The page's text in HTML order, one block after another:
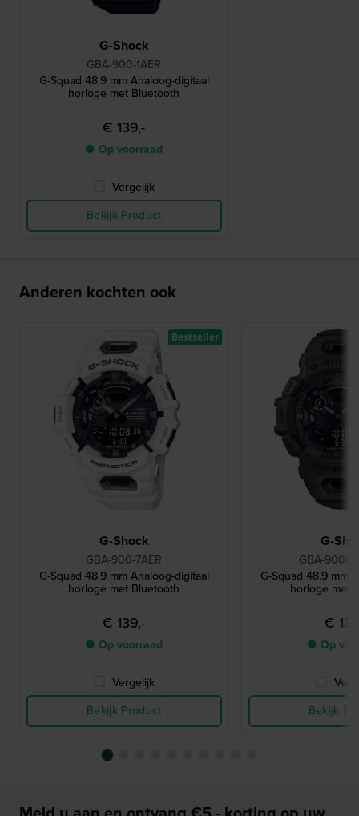
G-Shock
GBA-900-1AER
G-Squad 48.9 mm Analoog-digitaal
horloge met Bluetooth
€ 139,-
● Op voorraad
Vergelijk
Bekijk Product
Anderen kochten ook
G-Shock
GBA-900-7AER
G-Squad 48.9 mm Analoog-digitaal
horloge met Bluetooth
€ 139,-
● Op voorraad
Vergelijk
Bekijk Product
Bestseller
G-
GBA-
G-Squad 48.9 mm
horloge met
€
● Op
Bekijk